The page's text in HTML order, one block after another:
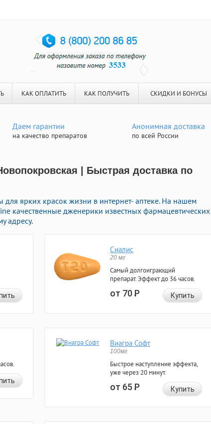
КАК ОПЛАТИТЬ КАК ПОЛУЧИТЬ СКИДКИ И БОНУСЫ
Даем гарантии
на качество препаратов
Анонимная доставка
по всей России
| Быстрая доставка по
для ярких красок жизни в интернет- аптеке. На нашем
качественные дженерики известных фармацевтических
адресу.
Сиалис
20 мг
Самый долгоиграющий
препарат. Эффект до 36 часов.
от 70Р Купить
Виагра Софт
100мг
Быстрое наступление эффекта,
уже через 20 минут.
от 65Р Купить